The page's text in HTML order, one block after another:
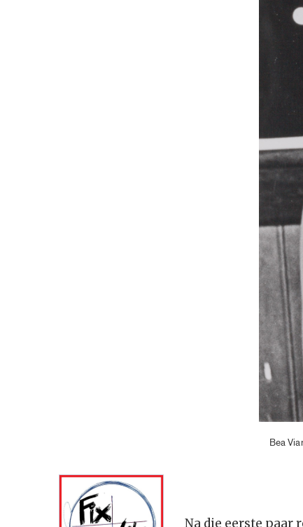
Bea
Na die eerste paar